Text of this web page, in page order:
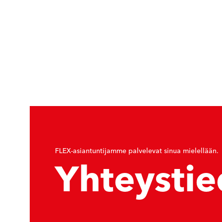
FLEX-asiantuntijamme palvelevat sinua mielellään.